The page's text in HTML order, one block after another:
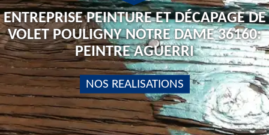
ENTREPRISE PEINTURE ET DÉCAPAGE DE
VOLET POULIGNY NOTRE DAME 36160:
PEINTRE AGUERRI
NOS REALISATIONS